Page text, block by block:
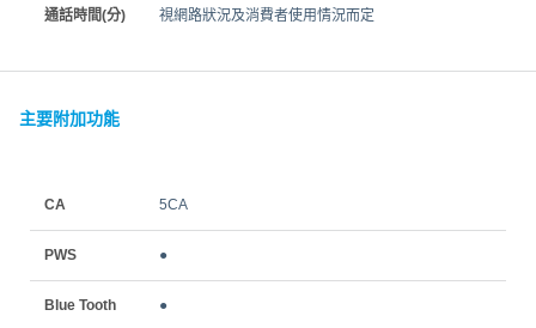
通話時間(分) 視網路狀況及消費者使用情況而定
主要附加功能
CA 5CA
PWS ●
Blue Tooth ●